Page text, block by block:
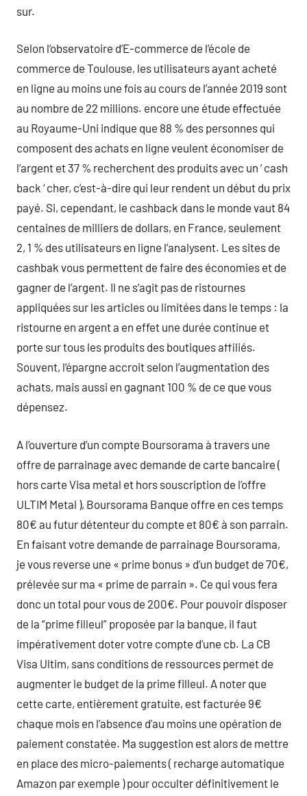
sur.
Selon l’observatoire d’E-commerce de l’école de
commerce de Toulouse, les utilisateurs ayant acheté
en ligne au moins une fois au cours de l’année 2019 sont
au nombre de 22 millions. encore une étude effectuée
au Royaume-Uni indique que 88 % des personnes qui
composent des achats en ligne veulent économiser de
l’argent et 37 % recherchent des produits avec un ‘ cash
back ‘ cher, c’est-à-dire qui leur rendent un début du prix
payé. Si, cependant, le cashback dans le monde vaut 84
centaines de milliers de dollars, en France, seulement
2, 1 % des utilisateurs en ligne l’analysent. Les sites de
cashbak vous permettent de faire des économies et de
gagner de l’argent. Il ne s’agit pas de ristournes
appliquées sur les articles ou limitées dans le temps : la
ristourne en argent a en effet une durée continue et
porte sur tous les produits des boutiques affiliés.
Souvent, l’épargne accroit selon l’augmentation des
achats, mais aussi en gagnant 100 % de ce que vous
dépensez.
A l’ouverture d’un compte Boursorama à travers une
offre de parrainage avec demande de carte bancaire (
hors carte Visa metal et hors souscription de l’offre
ULTIM Metal ), Boursorama Banque offre en ces temps
80€ au futur détenteur du compte et 80€ à son parrain.
En faisant votre demande de parrainage Boursorama,
je vous reverse une « prime bonus » d’un budget de 70€,
prélevée sur ma « prime de parrain ». Ce qui vous fera
donc un total pour vous de 200€. Pour pouvoir disposer
de la “prime filleul” proposée par la banque, il faut
impérativement doter votre compte d’une cb. La CB
Visa Ultim, sans conditions de ressources permet de
augmenter le budget de la prime filleul. A noter que
cette carte, entièrement gratuite, est facturée 9€
chaque mois en l’absence d’au moins une opération de
paiement constatée. Ma suggestion est alors de mettre
en place des micro-paiements ( recharge automatique
Amazon par exemple ) pour occulter définitivement le